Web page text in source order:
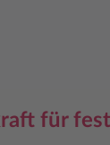
für